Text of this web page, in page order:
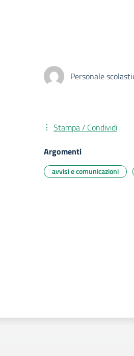
Personale
Stampa / Condividi
Argomenti
avvisi e comunicazioni